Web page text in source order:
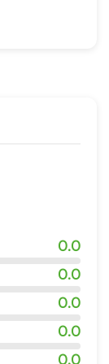
0.0
0.0
0.0
0.0
0.0